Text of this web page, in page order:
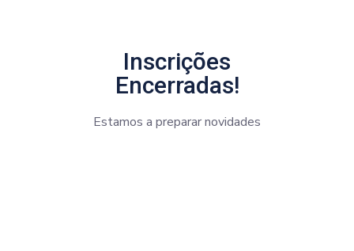
Inscrições
Encerradas!
Estamos a preparar novidades